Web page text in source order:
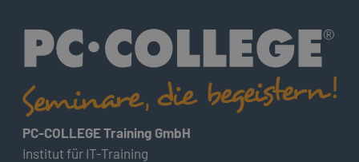
PC-COLLEGE Training GmbH
Institut für IT-Training